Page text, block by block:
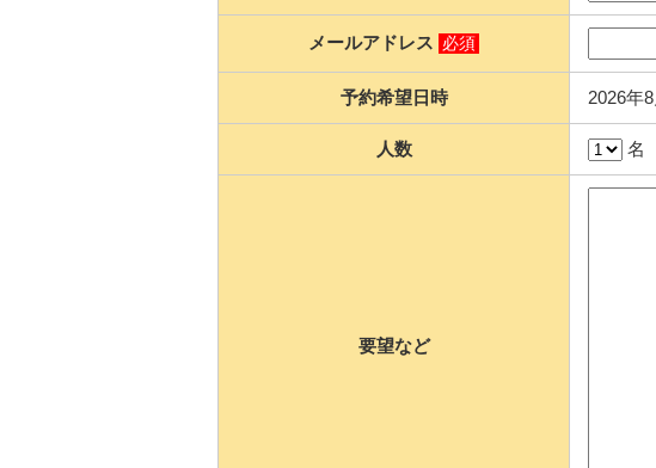
メールアドレス 必須
予約希望日時 2026年
人数 名
要望など